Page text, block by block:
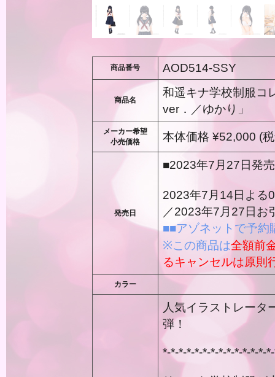
商品番号 AOD514-SSY
商品名
和遥キナ学校制服コ
ver．／ゆかり」
メーカー希望
小売価格
本体価格 ¥52,000 (
発売日
■2023年7月27日発
2023年7月14日よる
／2023年7月27日お
■■アゾネットで予約
※この商品は全額前
るキャンセルは原則
カラー
人気イラストレータ
弾！
*-*-*-*-*-*-*-*-*-*-*-*-*-